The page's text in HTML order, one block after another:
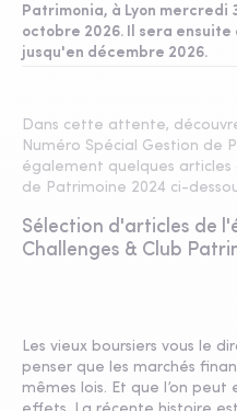
Patrimonia, à Lyon mercredi
octobre 2026. Il sera
jusqu'en décembre 2026.
Dans cette attente,
Numéro Spécial Gestion de
également quelques articles
de Patrimoine 2024 ci-
Sélection d'articles de
Challenges & Club
Les vieux boursiers vous le
penser que les marchés
mêmes lois. Et que l’on